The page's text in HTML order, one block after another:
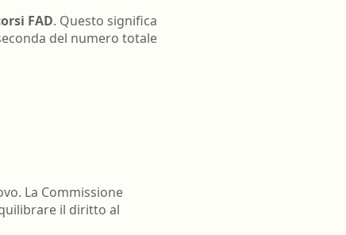
FAD. Questo significa
del numero totale
La Commissione
il diritto al